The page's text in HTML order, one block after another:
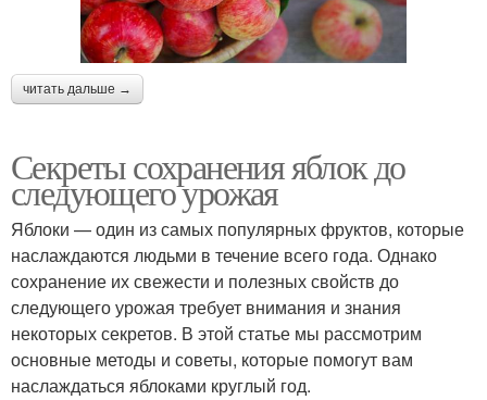
читать дальше →
Секреты сохранения яблок до
следующего урожая
Яблоки — один из самых популярных фруктов, которые
наслаждаются людьми в течение всего года. Однако
сохранение их свежести и полезных свойств до
следующего урожая требует внимания и знания
некоторых секретов. В этой статье мы рассмотрим
основные методы и советы, которые помогут вам
наслаждаться яблоками круглый год.